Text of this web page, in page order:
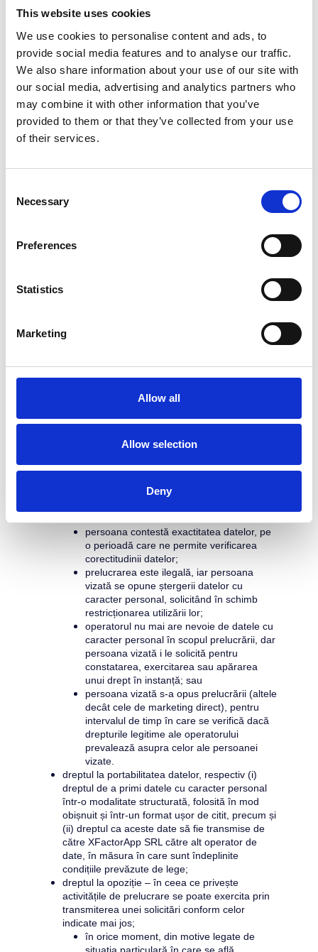
This website uses cookies
We use cookies to personalise content and ads, to
provide social media features and to analyse our traffic.
We also share information about your use of our site with
our social media, advertising and analytics partners who
may combine it with other information that you’ve
provided to them or that they’ve collected from your use
of their services.
Selection
Necessary
Preferences
Statistics
Marketing
Allow all
Allow selection
Deny
către XFactorApp SRL
personal inexacte/ nejustificate, precum și
completarea va fi comunicată fiecărui destinatar
la care au fost transmise datele, cu excepția
cazului în care acest lucru se dovedește
imposibil sau presupune eforturi
dreptul la ștergerea datelor, fără întârzieri
nejustificate, („dreptul de a fi uitat”), în cazul in
acestea nu mai sunt necesare pentru
în cazul în care persoana vizată se opune
personal trebuie șterse pentru respectarea
colectate în legătură cu oferirea de servicii
dreptului Uniunii sau al dreptului intern sub
Este posibil ca, în urma solicitării de ștergere a
Caracter Personal (GDPR) XFactorApp SRL
anonimizeze aceste date (lipsindu-le astfel de
condiții prelucrarea pentru scopuri statistice;
persoana contestă exactitatea datelor, pe
o perioadă care ne permite verificarea
corectitudinii datelor;
prelucrarea este ilegală, iar persoana
vizată se opune ștergerii datelor cu
caracter personal, solicitând în schimb
restricționarea utilizării lor;
operatorul nu mai are nevoie de datele cu
caracter personal în scopul prelucrării, dar
persoana vizată i le solicită pentru
constatarea, exercitarea sau apărarea
unui drept în instanță; sau
persoana vizată s-a opus prelucrării (altele
decât cele de marketing direct), pentru
intervalul de timp în care se verifică dacă
drepturile legitime ale operatorului
prevalează asupra celor ale persoanei
vizate.
dreptul la portabilitatea datelor, respectiv (i)
dreptul de a primi datele cu caracter personal
într-o modalitate structurată, folosită în mod
obișnuit și într-un format ușor de citit, precum și
(ii) dreptul ca aceste date să fie transmise de
către XFactorApp SRL către alt operator de
date, în măsura în care sunt îndeplinite
condițiile prevăzute de lege;
dreptul la opoziție – în ceea ce privește
activitățile de prelucrare se poate exercita prin
transmiterea unei solicitări conform celor
indicate mai jos;
în orice moment, din motive legate de
situația particulară în care se află